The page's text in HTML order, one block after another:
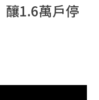
釀1.6萬戶停